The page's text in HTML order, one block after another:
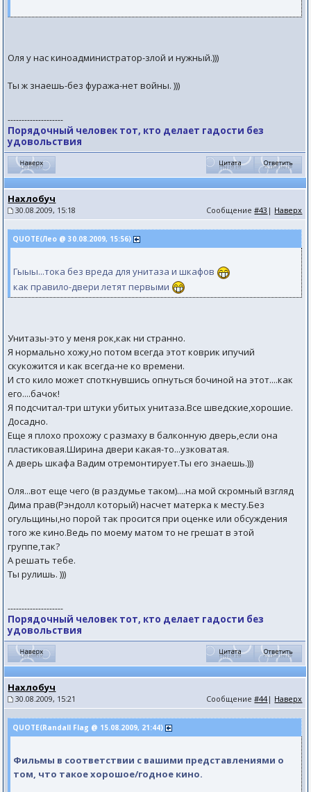
Оля у нас киноадминистратор-злой и нужный.)))
Ты ж знаешь-без фуража-нет войны. )))
--------------------
Порядочный человек тот, кто делает гадости без
удовольствия
Нахлобуч
30.08.2009, 15:18 Сообщение#43 | Наверх
QUOTE(Лео @ 30.08.2009, 15:56)
Гыыы...тока без вреда для унитаза и шкафов
как правило-двери летят первыми
Унитазы-это у меня рок,как ни странно.
Я нормально хожу,но потом всегда этот коврик ипучий
скукожится и как всегда-не ко времени.
И сто кило может споткнувшись опнуться бочиной на этот....как
его....бачок!
Я подсчитал-три штуки убитых унитаза.Все шведские,хорошие.
Досадно.
Еще я плохо прохожу с размаху в балконную дверь,если она
пластиковая.Ширина двери какая-то...узковатая.
А дверь шкафа Вадим отремонтирует.Ты его знаешь.)))
Оля...вот еще чего (в раздумье таком)....на мой скромный взгляд
Дима прав(Рэндолл который) насчет матерка к месту.Без
огульщины,но порой так просится при оценке или обсуждения
того же кино.Ведь по моему матом то не грешат в этой
группе,так?
А решать тебе.
Ты рулишь. )))
--------------------
Порядочный человек тот, кто делает гадости без
удовольствия
Нахлобуч
30.08.2009, 15:21 Сообщение#44| Наверх
QUOTE(Randall Flag @ 15.08.2009, 21:44)
Фильмы в соответствии с вашими представлениями о
том, что такое хорошое/годное кино.